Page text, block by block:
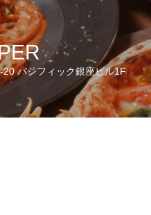
パシフィック銀座ビル1F